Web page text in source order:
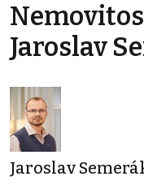
Jaroslav
Jaroslav